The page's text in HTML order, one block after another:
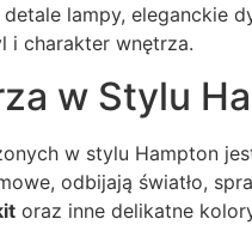
lampy, eleganckie
i charakter wnętrza.
w Stylu
w stylu Hampton
odbijają światło,
oraz inne delikatne